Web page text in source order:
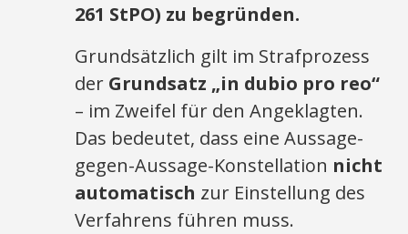
261 StPO) zu begründen.
Grundsätzlich gilt im Strafprozess
der Grundsatz „in dubio pro reo“
– im Zweifel für den Angeklagten.
Das bedeutet, dass eine Aussage-
gegen-Aussage-Konstellation nicht
automatisch zur Einstellung des
Verfahrens führen muss.